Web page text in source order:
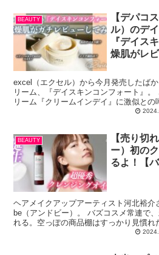
BEAUTY
【デパコ
ル）のデ
『デイス
燥肌がレ
excel（エクセル）から今月発売したば
リーム、『デイスキンコンフォート』
リーム『クリームインデイ』に激似との
ちゃったら条件反射で手が伸びる！今回
BEAUTY
【売り切
ー）初の
るよ！【
ヘアメイクアップアーティスト河北裕介
be（アンドビー）。 バズコスメ常連で
れる。空っぽの商品棚はすっかり見慣れ
もそうなるのでは……？ そうです、出